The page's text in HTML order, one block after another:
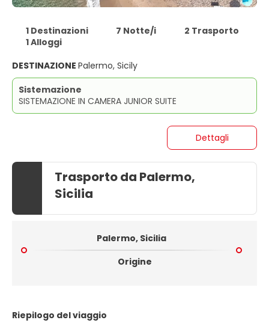
1 Destinazioni 7 Notte/i
2 Trasporto
1 Alloggi
DESTINAZIONE Palermo, Sicily
Sistemazione
SISTEMAZIONE IN CAMERA JUNIOR SUITE
Dettagli
Trasporto da Palermo,
Sicilia
Palermo, Sicilia
Origine
Riepilogo del viaggio